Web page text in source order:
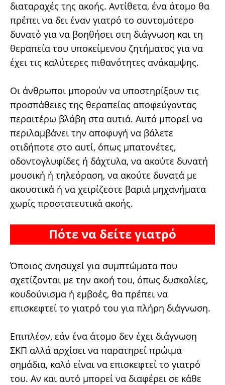
διαταραχές της ακοής. Αντίθετα, ένα άτομο θα
πρέπει να δει έναν γιατρό το συντομότερο
δυνατό για να βοηθήσει στη διάγνωση και τη
θεραπεία του υποκείμενου ζητήματος για να
έχει τις καλύτερες πιθανότητες ανάκαμψης.
Οι άνθρωποι μπορούν να υποστηρίξουν τις
προσπάθειες της θεραπείας αποφεύγοντας
περαιτέρω βλάβη στα αυτιά. Αυτό μπορεί να
περιλαμβάνει την αποφυγή να βάλετε
οτιδήποτε στο αυτί, όπως μπατονέτες,
οδοντογλυφίδες ή δάχτυλα, να ακούτε δυνατή
μουσική ή τηλεόραση, να ακούτε δυνατά με
ακουστικά ή να χειρίζεστε βαριά μηχανήματα
χωρίς προστατευτικά ακοής.
Πότε να δείτε γιατρό
Όποιος ανησυχεί για συμπτώματα που
σχετίζονται με την ακοή του, όπως δυσκολίες,
κουδούνισμα ή εμβοές, θα πρέπει να
επισκεφτεί το γιατρό του για πλήρη διάγνωση.
Επιπλέον, εάν ένα άτομο δεν έχει διάγνωση
ΣΚΠ αλλά αρχίσει να παρατηρεί πρώιμα
σημάδια, καλό είναι να επισκεφτεί το γιατρό
του. Αν και αυτό μπορεί να διαφέρει σε κάθε